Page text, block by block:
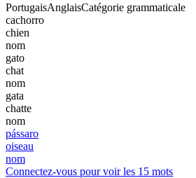
PortugaisAnglaisCatégorie grammaticale
cachorro
chien
nom
gato
chat
nom
gata
chatte
nom
pássaro
oiseau
nom
Connectez-vous pour voir les 15 mots